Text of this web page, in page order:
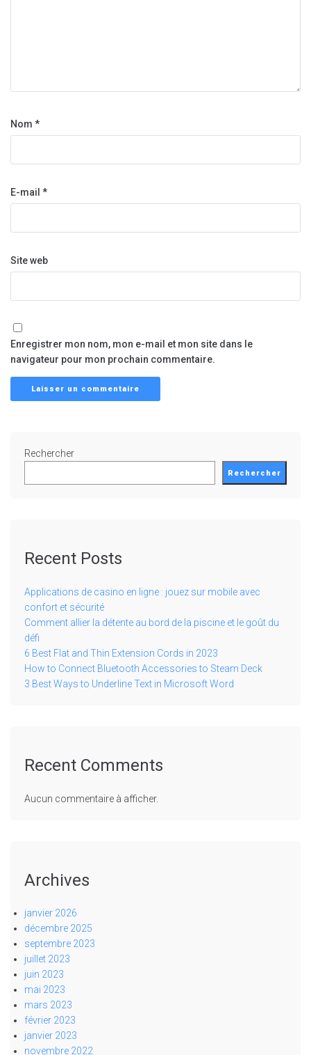
Nom *
E-mail *
Site web
Enregistrer mon nom, mon e-mail et mon site dans le
navigateur pour mon prochain commentaire.
Rechercher
Rechercher
Recent Posts
Applications de casino en ligne : jouez sur mobile avec
confort et sécurité
Comment allier la détente au bord de la piscine et le goût du
défi
6 Best Flat and Thin Extension Cords in 2023
How to Connect Bluetooth Accessories to Steam Deck
3 Best Ways to Underline Text in Microsoft Word
Recent Comments
Aucun commentaire à afficher.
Archives
janvier 2026
décembre 2025
septembre 2023
juillet 2023
juin 2023
mai 2023
mars 2023
février 2023
janvier 2023
novembre 2022